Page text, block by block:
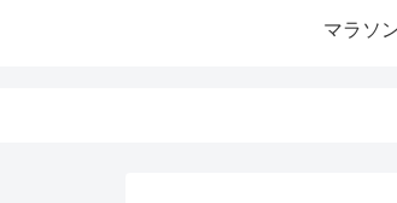
マラソ